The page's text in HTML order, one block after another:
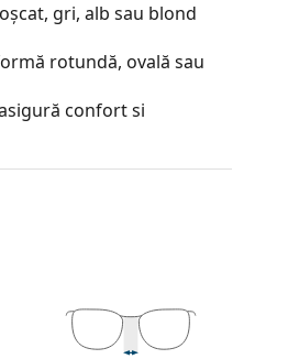
gri, alb sau blond
rotundă, ovală sau
confort si
culorile.
filtrarea luminii solare
Acest tratament al
exemplu, deoarece
strălucirea din partea